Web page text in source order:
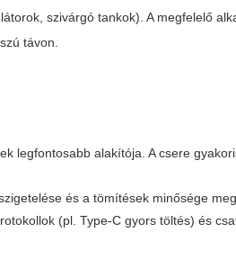
szivárgó tankok). A megfelelő
távon.
legfontosabb alakítója. A csere
és a tömítések minősége
(pl. Type-C gyors töltés) és